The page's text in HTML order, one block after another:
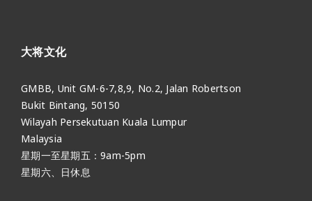
大将文化
GMBB, Unit GM-6-7,8,9, No.2, Jalan Robertson
Bukit Bintang, 50150
Wilayah Persekutuan Kuala Lumpur
Malaysia
星期一至星期五：9am-5pm
星期六、日休息